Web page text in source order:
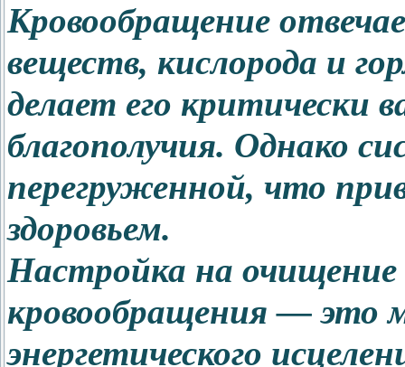
Кровообращение
веществ, кислорода и
делает его критически
благополучия. Однако
перегруженной, что
здоровьем.
Настройка на
кровообращения — это
энергетического